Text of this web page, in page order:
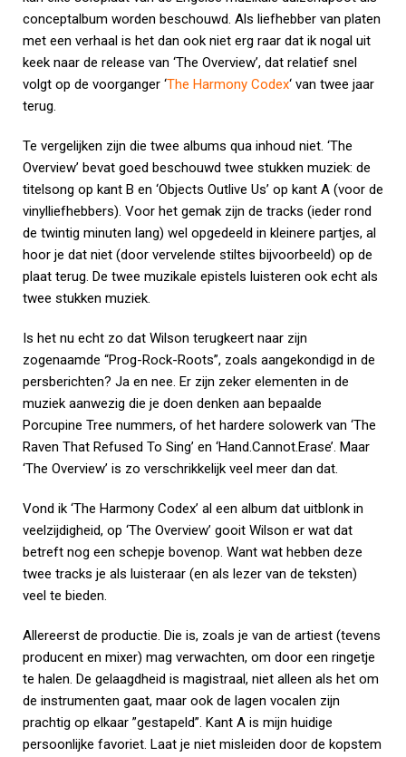
conceptalbum worden beschouwd. Als liefhebber van platen
met een verhaal is het dan ook niet erg raar dat ik nogal uit
keek naar de release van ‘The Overview’, dat relatief snel
volgt op de voorganger ‘The Harmony Codex‘ van twee jaar
terug.
Te vergelijken zijn die twee albums qua inhoud niet. ‘The
Overview’ bevat goed beschouwd twee stukken muziek: de
titelsong op kant B en ‘Objects Outlive Us’ op kant A (voor de
vinylliefhebbers). Voor het gemak zijn de tracks (ieder rond
de twintig minuten lang) wel opgedeeld in kleinere partjes, al
hoor je dat niet (door vervelende stiltes bijvoorbeeld) op de
plaat terug. De twee muzikale epistels luisteren ook echt als
twee stukken muziek.
Is het nu echt zo dat Wilson terugkeert naar zijn
zogenaamde “Prog-Rock-Roots”, zoals aangekondigd in de
persberichten? Ja en nee. Er zijn zeker elementen in de
muziek aanwezig die je doen denken aan bepaalde
Porcupine Tree nummers, of het hardere solowerk van ‘The
Raven That Refused To Sing’ en ‘Hand.Cannot.Erase’. Maar
‘The Overview’ is zo verschrikkelijk veel meer dan dat.
Vond ik ‘The Harmony Codex’ al een album dat uitblonk in
veelzijdigheid, op ‘The Overview’ gooit Wilson er wat dat
betreft nog een schepje bovenop. Want wat hebben deze
twee tracks je als luisteraar (en als lezer van de teksten)
veel te bieden.
Allereerst de productie. Die is, zoals je van de artiest (tevens
producent en mixer) mag verwachten, om door een ringetje
te halen. De gelaagdheid is magistraal, niet alleen als het om
de instrumenten gaat, maar ook de lagen vocalen zijn
prachtig op elkaar ”gestapeld”. Kant A is mijn huidige
persoonlijke favoriet. Laat je niet misleiden door de kopstem